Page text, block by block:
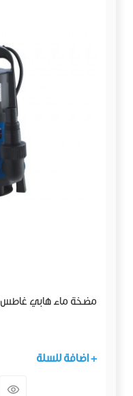
مضخة ماء هابي غاطس 0.55 حصان 1.5 انش بلاستيك
+ اضافة للسلة